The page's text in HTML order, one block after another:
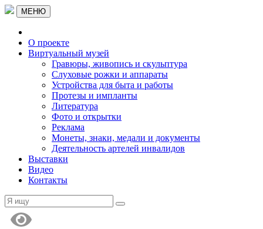
МЕНЮ
О проекте
Виртуальный музей
Гравюры, живопись и скульптура
Слуховые рожки и аппараты
Устройства для быта и работы
Протезы и импланты
Литература
Фото и открытки
Реклама
Монеты, знаки, медали и документы
Деятельность артелей инвалидов
Выставки
Видео
Контакты